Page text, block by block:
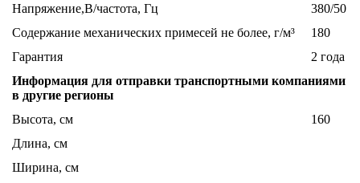
Напряжение,В/частота, Гц
380/50
Содержание механических примесей не более, г/м³
180
Гарантия
2 года
Информация для отправки транспортными компаниями
в другие регионы
Высота, см
160
Длина, см
Ширина, см